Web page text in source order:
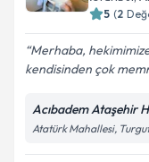
5 (2
Merhaba,
kendisinden çok
Acıbadem Ataşehir
Atatürk Mahallesi, Turgut